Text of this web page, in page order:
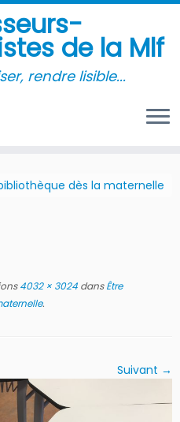
de la Mlf
rendre lisible...
dès la maternelle
4032 × 3024 dansÊtre
.
Suivant →